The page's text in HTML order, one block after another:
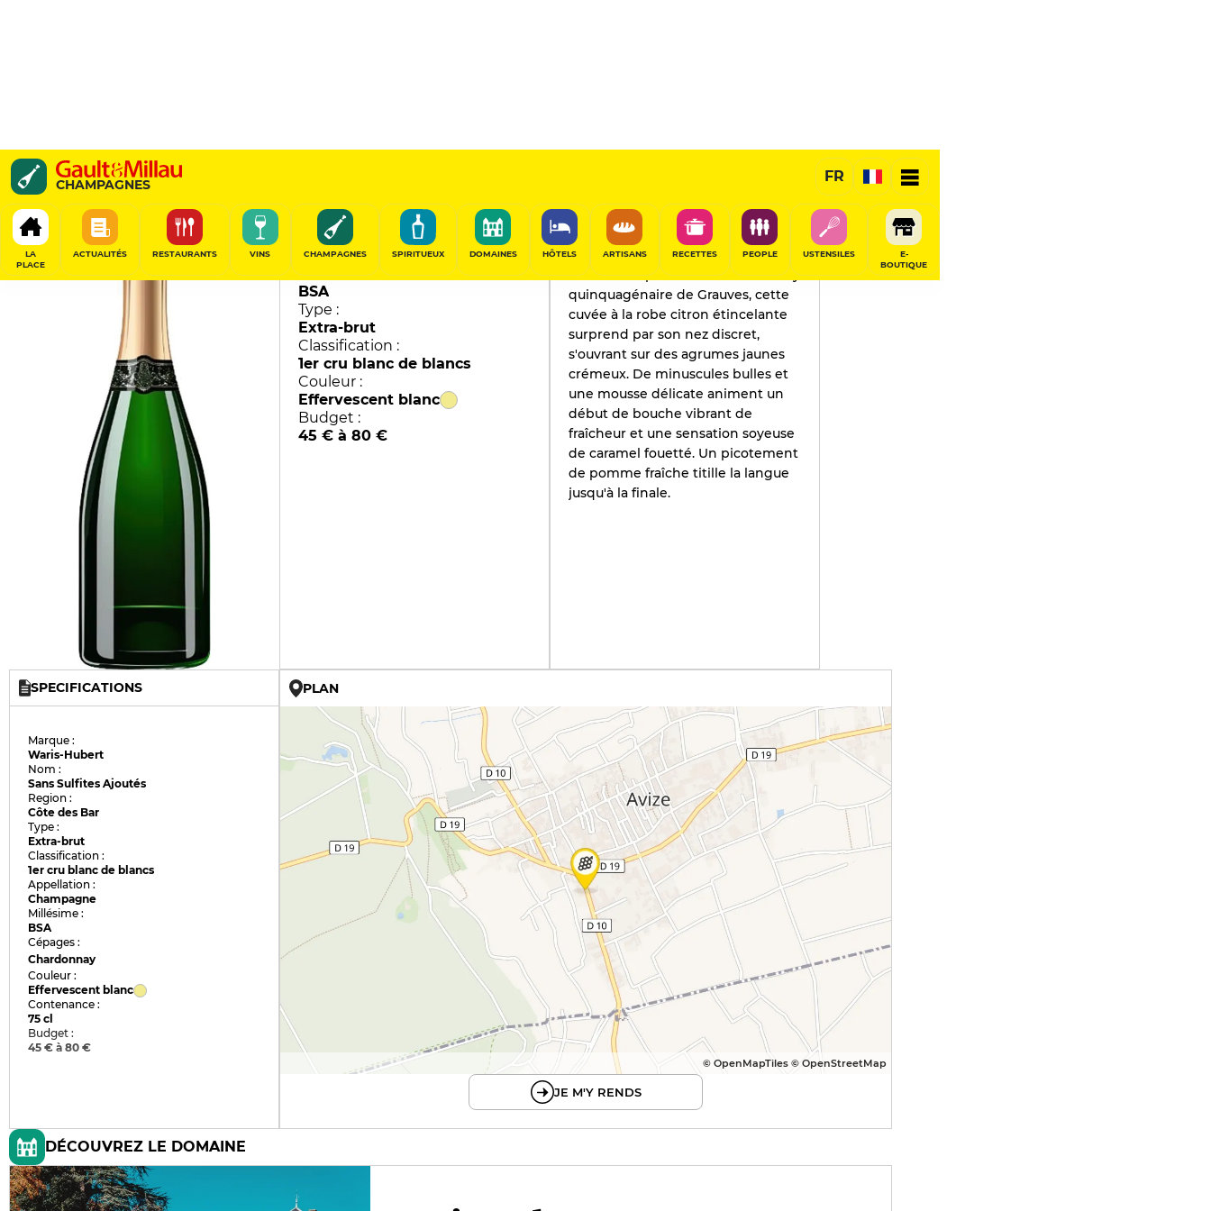
CHAMPAGNES
FR
LA
PLACE
ACTUALITÉS RESTAURANTS VINS CHAMPAGNES SPIRITUEUX DOMAINES HÔTELS ARTISANS RECETTES PEOPLE USTENSILES
E-
BOUTIQUE
Sans Sulfites Ajoutés
Waris-Hubert
PARTAGER
90/100
Champagne
Millésime :
BSA
Type :
Extra-brut
Classification :
1er cru blanc de blancs
Couleur :
Effervescent blanc
Budget :
45 € à 80 €
L'AVIS DE GAULT&MILLAU
2023
Issue d’une parcelle de chardonnay
quinquagénaire de Grauves, cette
cuvée à la robe citron étincelante
surprend par son nez discret,
s'ouvrant sur des agrumes jaunes
crémeux. De minuscules bulles et
une mousse délicate animent un
début de bouche vibrant de
fraîcheur et une sensation soyeuse
de caramel fouetté. Un picotement
de pomme fraîche titille la langue
jusqu'à la finale.
SPECIFICATIONS
Marque :
Waris-Hubert
Nom :
Sans Sulfites Ajoutés
Region :
Côte des Bar
Type :
Extra-brut
Classification :
1er cru blanc de blancs
Appellation :
Champagne
Millésime :
BSA
Cépages :
Chardonnay
Couleur :
Effervescent blanc
Contenance :
75 cl
Budget :
45 € à 80 €
PLAN
© OpenMapTiles © OpenStreetMap
JE M'Y RENDS
DÉCOUVREZ LE DOMAINE